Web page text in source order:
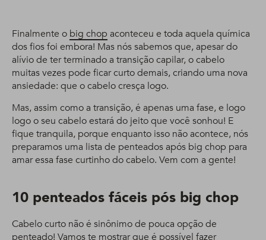
Finalmente o big chop aconteceu e toda aquela química
dos fios foi embora! Mas nós sabemos que, apesar do
alívio de ter terminado a transição capilar, o cabelo
muitas vezes pode ficar curto demais, criando uma nova
ansiedade: que o cabelo cresça logo.
Mas, assim como a transição, é apenas uma fase, e logo
logo o seu cabelo estará do jeito que você sonhou! E
fique tranquila, porque enquanto isso não acontece, nós
preparamos uma lista de penteados após big chop para
amar essa fase curtinho do cabelo. Vem com a gente!
10 penteados fáceis pós big chop
Cabelo curto não é sinônimo de pouca opção de
penteado! Vamos te mostrar que é possível fazer